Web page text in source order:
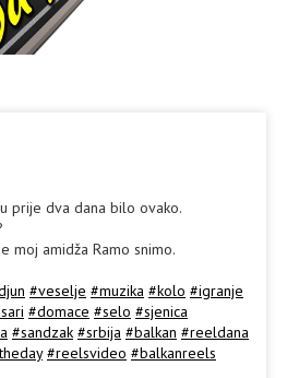
prije dva dana bilo ovako.
moj amidža Ramo snimo.
#veselje #muzika #kolo #igranje
#domace #selo #sjenica
#sandzak #srbija #balkan #reeldana
#reelsvideo #balkanreels